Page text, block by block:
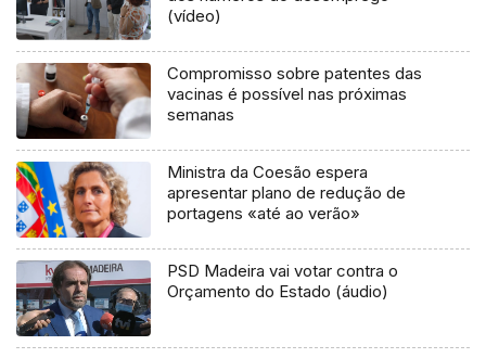
(vídeo)
Compromisso sobre patentes das
vacinas é possível nas próximas
semanas
Ministra da Coesão espera
apresentar plano de redução de
portagens «até ao verão»
PSD Madeira vai votar contra o
Orçamento do Estado (áudio)